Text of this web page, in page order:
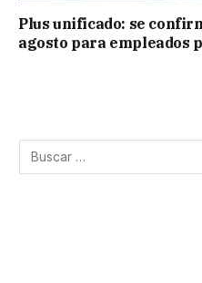
Plus unificado: se
agosto para empleados